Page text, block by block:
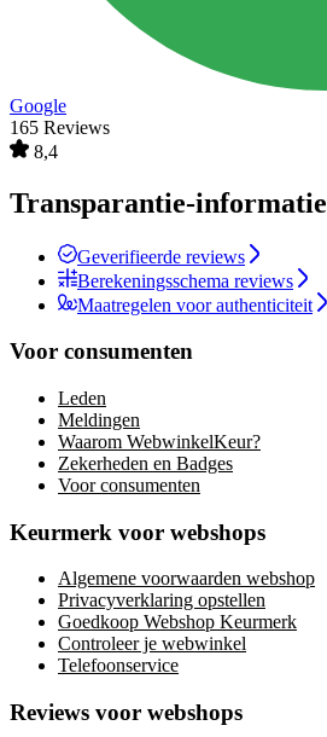
Google
165 Reviews
8,4
Transparantie-informatie
Geverifieerde reviews
Berekeningsschema reviews
Maatregelen voor authenticiteit
Voor consumenten
Leden
Meldingen
Waarom WebwinkelKeur?
Zekerheden en Badges
Voor consumenten
Keurmerk voor webshops
Algemene voorwaarden webshop
Privacyverklaring opstellen
Goedkoop Webshop Keurmerk
Controleer je webwinkel
Telefoonservice
Reviews voor webshops